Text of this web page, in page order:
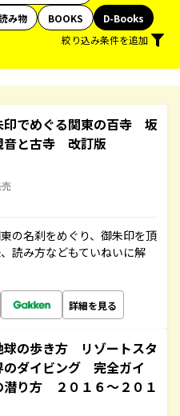
み物 BOOKS
D-Books
絞り込み条件を追加
でめぐる関東の百寺 坂
音と古寺 改訂版
の名刹をめぐり、御朱印を頂
読み方などもていねいに解
詳細を見る
の歩き方 リゾートスタ
ダイビング 完全ガイ
り方 ２０１６～２０１